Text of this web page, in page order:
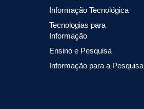
Informação Tecnológica
Tecnologias para
Informação
Ensino e Pesquisa
Informação para a Pesquisa